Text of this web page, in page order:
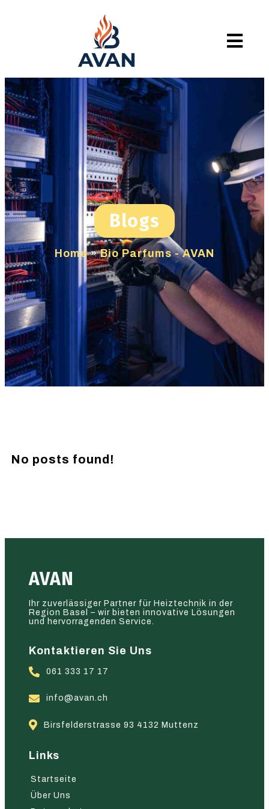
Blogs
Home»Bio Parfums - AVAN
No posts found!
AVAN
Ihr zuverlässiger Partner für Heiztechnik in der
Region Basel – wir bieten innovative Lösungen
und hervorragenden Service.
Kontaktieren Sie Uns
061 333 17 17
info@avan.ch
Birsfelderstrasse 93 4132 Muttenz
Links
Startseite
Über Uns